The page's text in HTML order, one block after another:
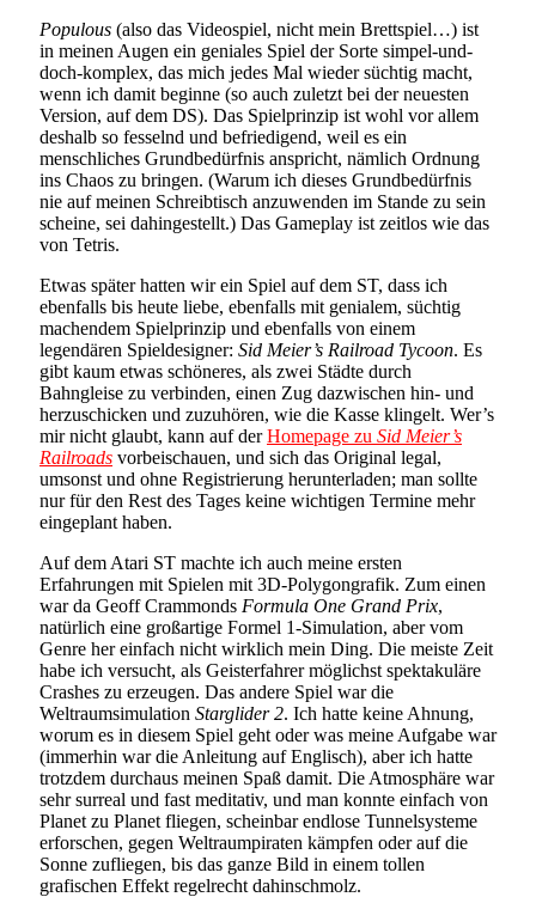
Populous (also das Videospiel, nicht mein Brettspiel…) ist
in meinen Augen ein geniales Spiel der Sorte simpel-und-
doch-komplex, das mich jedes Mal wieder süchtig macht,
wenn ich damit beginne (so auch zuletzt bei der neuesten
Version, auf dem DS). Das Spielprinzip ist wohl vor allem
deshalb so fesselnd und befriedigend, weil es ein
menschliches Grundbedürfnis anspricht, nämlich Ordnung
ins Chaos zu bringen. (Warum ich dieses Grundbedürfnis
nie auf meinen Schreibtisch anzuwenden im Stande zu sein
scheine, sei dahingestellt.) Das Gameplay ist zeitlos wie das
von Tetris.
Etwas später hatten wir ein Spiel auf dem ST, dass ich
ebenfalls bis heute liebe, ebenfalls mit genialem, süchtig
machendem Spielprinzip und ebenfalls von einem
legendären Spieldesigner: Sid Meier’s Railroad Tycoon. Es
gibt kaum etwas schöneres, als zwei Städte durch
Bahngleise zu verbinden, einen Zug dazwischen hin- und
herzuschicken und zuzuhören, wie die Kasse klingelt. Wer’s
mir nicht glaubt, kann auf derHomepage zu Sid Meier’s
Railroads vorbeischauen, und sich das Original legal,
umsonst und ohne Registrierung herunterladen; man sollte
nur für den Rest des Tages keine wichtigen Termine mehr
eingeplant haben.
Auf dem Atari ST machte ich auch meine ersten
Erfahrungen mit Spielen mit 3D-Polygongrafik. Zum einen
war da Geoff Crammonds Formula One Grand Prix,
natürlich eine großartige Formel 1-Simulation, aber vom
Genre her einfach nicht wirklich mein Ding. Die meiste Zeit
habe ich versucht, als Geisterfahrer möglichst spektakuläre
Crashes zu erzeugen. Das andere Spiel war die
Weltraumsimulation Starglider 2. Ich hatte keine Ahnung,
worum es in diesem Spiel geht oder was meine Aufgabe war
(immerhin war die Anleitung auf Englisch), aber ich hatte
trotzdem durchaus meinen Spaß damit. Die Atmosphäre war
sehr surreal und fast meditativ, und man konnte einfach von
Planet zu Planet fliegen, scheinbar endlose Tunnelsysteme
erforschen, gegen Weltraumpiraten kämpfen oder auf die
Sonne zufliegen, bis das ganze Bild in einem tollen
grafischen Effekt regelrecht dahinschmolz.